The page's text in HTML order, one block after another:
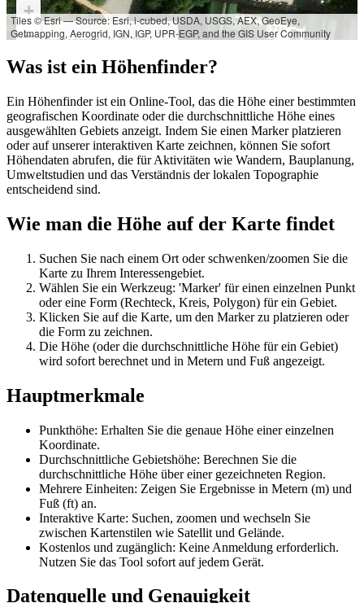
Breitengrad:36.0570°
Höhe:
ft: 4,993
+
−
Tiles © Esri — Source: Esri, i-cubed, USDA, USGS, AEX, GeoEye,
Getmapping, Aerogrid, IGN, IGP, UPR-EGP, and the GIS User Community
Was ist ein Höhenfinder?
Ein Höhenfinder ist ein Online-Tool, das die Höhe einer bestimmten
geografischen Koordinate oder die durchschnittliche Höhe eines
ausgewählten Gebiets anzeigt. Indem Sie einen Marker platzieren
oder auf unserer interaktiven Karte zeichnen, können Sie sofort
Höhendaten abrufen, die für Aktivitäten wie Wandern, Bauplanung,
Umweltstudien und das Verständnis der lokalen Topographie
entscheidend sind.
Wie man die Höhe auf der Karte findet
Suchen Sie nach einem Ort oder schwenken/zoomen Sie die
Karte zu Ihrem Interessengebiet.
Wählen Sie ein Werkzeug: 'Marker' für einen einzelnen Punkt
oder eine Form (Rechteck, Kreis, Polygon) für ein Gebiet.
Klicken Sie auf die Karte, um den Marker zu platzieren oder
die Form zu zeichnen.
Die Höhe (oder die durchschnittliche Höhe für ein Gebiet)
wird sofort berechnet und in Metern und Fuß angezeigt.
Hauptmerkmale
Punkthöhe: Erhalten Sie die genaue Höhe einer einzelnen
Koordinate.
Durchschnittliche Gebietshöhe: Berechnen Sie die
durchschnittliche Höhe über einer gezeichneten Region.
Mehrere Einheiten: Zeigen Sie Ergebnisse in Metern (m) und
Fuß (ft) an.
Interaktive Karte: Suchen, zoomen und wechseln Sie
zwischen Kartenstilen wie Satellit und Gelände.
Kostenlos und zugänglich: Keine Anmeldung erforderlich.
Nutzen Sie das Tool sofort auf jedem Gerät.
Datenquelle und Genauigkeit